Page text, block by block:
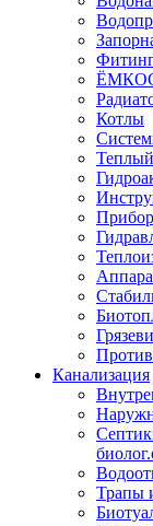
Котлы
Канализация
Трапы